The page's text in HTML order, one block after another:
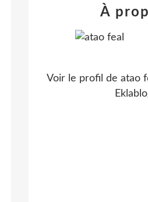
À
Voir le profil de atao